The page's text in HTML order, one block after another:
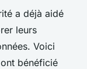
a déjà aidé
leurs
Voici
bénéficié